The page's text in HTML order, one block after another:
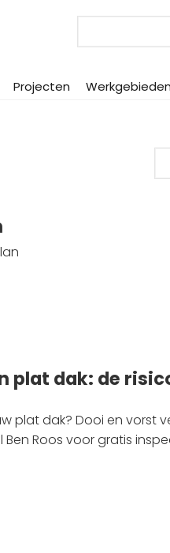
Projecten Werkgebieden
plat dak: de
plat dak? Dooi en vorst
Roos voor gratis